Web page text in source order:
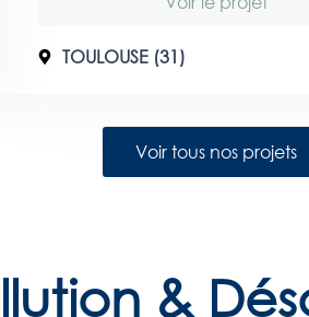
TOULOUSE (31)
Voir tous nos projets
&